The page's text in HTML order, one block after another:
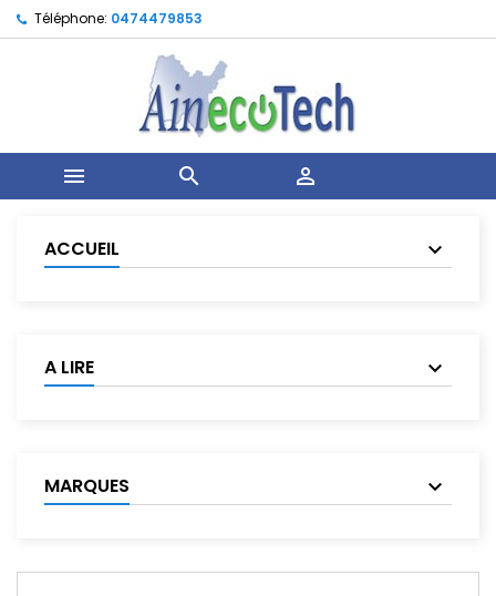
Téléphone: 0474479853
  
ACCUEIL
A LIRE
MARQUES